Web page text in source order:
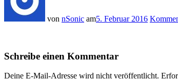
von nSonic am5. Februar 2016
Schreibe einen Kommentar
Deine E-Mail-Adresse wird nicht veröffentlicht.